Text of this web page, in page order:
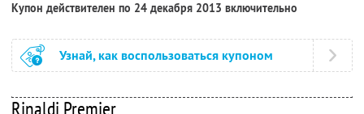
Купон действителен по 24 декабря 2013 включительно
Узнай, как воспользоваться купоном
Rinaldi Premier